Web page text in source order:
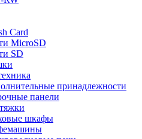
Card
MicroSD
SD
принадлежности
панели
шкафы